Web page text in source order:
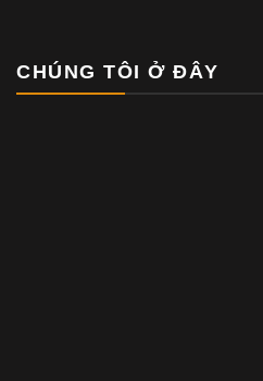
CHÚNG TÔI Ở ĐÂY